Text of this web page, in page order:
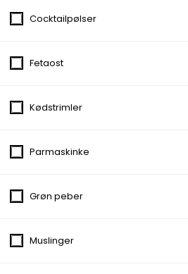
200. Kebab Box
Pizza
og nyd den perfekte smagseksplosion!
10. Margherit Pizza
Cocktailpølser
Fetaost
Kødstrimler
Parmaskinke
Grøn peber
Muslinger